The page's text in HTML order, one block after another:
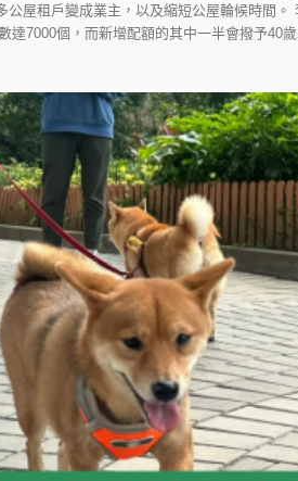
公屋租戶變成業主，以及縮短公屋輪候時間
達7000個，而新增配額的其中一半會撥予40